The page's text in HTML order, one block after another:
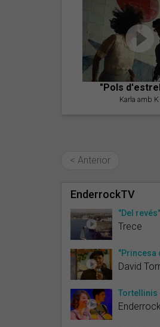
"Pols
Karla amb K
< Anterior
EnderrockTV
"Del revés"
Trece
"Princesa
David
Tortellinis